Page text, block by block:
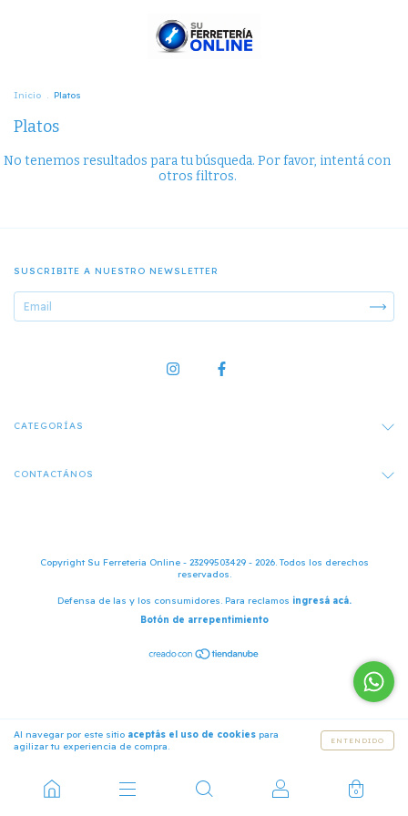
Al navegar por este sitio aceptás el uso de cookies para
agilizar tu experiencia de compra.
ENTENDIDO
0
Inicio . Platos
Platos
No tenemos resultados para tu búsqueda. Por favor, intentá con
otros filtros.
SUSCRIBITE A NUESTRO NEWSLETTER
CATEGORÍAS
CONTACTÁNOS
Copyright Su Ferreteria Online - 23299503429 - 2026. Todos los derechos
reservados.
Defensa de las y los consumidores. Para reclamos ingresá acá.
Botón de arrepentimiento